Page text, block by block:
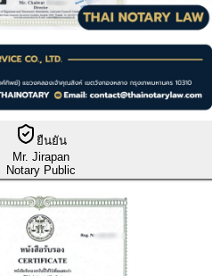
ยืนยัน
Mr. Jirapan
Notary Public